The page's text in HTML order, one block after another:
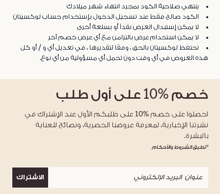
ينتهي صلاحية الكود بمجرد انتهاء شهر ميلادك
الكود صالح فقط عند تسجيل الدخول بإستخدام حساب لوكسيتان
لا يمكن إستبدال العرض نقداً أو بسلعة أخرى
لا يمكن استخدام عرض بالتزامن مع أي عرض خصم آخر
تحتفظ لوكسيتان بالحق ، وفقًا لتقديرها ، في تعديل أي و / أو كل
هذه العروض في أي وقت دون تحمل أي مسؤولية من أي نوع.
خصم %10 على أول طلب
احصلوا على خصم %10 على طلبكم الأول عند الإشتراك في
نشرتنا الإخبارية، لمعرفة عروضنا الحصرية، ونصائح للعناية
بالبشرة.
*تطبق الشروط والأحكام
الاشتراك